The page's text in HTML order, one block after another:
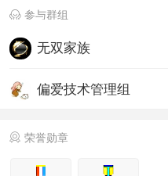
参与群组
无双家族
偏爱技术管理组
荣誉勋章